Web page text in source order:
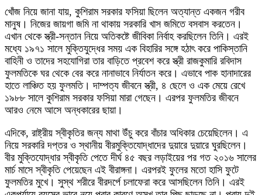
খোঁজ নিয়ে জানা যায়, কুশিরাম সরকার ফসিয়া ছিলেন অত্যান্ত একজন গরীব
মানুষ। নিজের জায়গা জমি না থাকায় সরকারি খাস জমিতে বসবাস করতেন।
এখান থেকে স্ত্রী-সন্তান নিয়ে অতিকষ্টে জীবিকা নির্বাহ করছিলেন তিনি। এরই
মধ্যে ১৯৭১ সালে মুক্তিযুদ্ধের সময় এক বিহারির সঙ্গে হঠাৎ করে পাকিস্তানি
বাহিনী ও তাদের সহযোগিরা তার বাড়িতে প্রবেশ করে স্ত্রী রাজকুমারি রবিদাস
ফুলমতিকে ঘর থেকে বের করে নানাভাবে নির্যাতন করে। এভাবে পাক হানাদারের
হাতে লাঞ্চিত হয় ফুলমতি। দাম্পত্য জীবনে স্ত্রী, ৪ ছেলে ও এক মেয়ে রেখে
১৯৮৮ সালে কুশিরাম সরকার ফসিয়া মারা গেছেন। এরপর ফুলমতির জীবনে
আরও নেমে আসে অন্ধকারের ছায়া।
এদিকে, রাষ্ট্রীয় স্বীকৃতির জন্য মাথা উঁচু করে বাঁচার অধিকার চেয়েছিলেন। এ
নিয়ে সরকারি দপ্তর ও স্থানীয় বীরমুক্তিযোদ্ধাদের দুয়ারে দুয়ারে ঘুরছিলেন।
বীর মুক্তিযোদ্ধার স্বীকৃতি পেতে দীর্ঘ ৪৫ বছর লড়াইয়ের পর গত ২০১৬ সালের
মার্চ মাসে স্বীকৃতি পেয়েছেন এই বীরাঙ্গনা। এরপরই ফুলের মতো হাসি ফুটে
ফুলমতির মুখে। সুস্থ শরীরে বীরদর্পে চলাফেরা করে আসছিলেন তিনি। এরই